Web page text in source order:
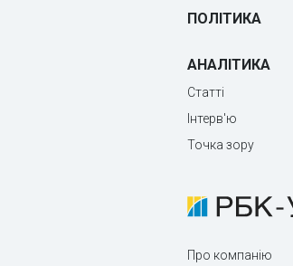
ПОЛІТИКА
АНАЛІТИКА
Статті
Інтерв'ю
Точка зору
Про компанію